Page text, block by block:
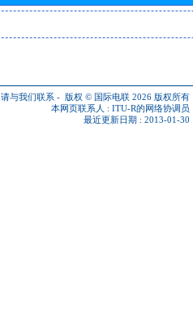
请与我们联系 - 版权 © 国际电联 2026 版权所有
本网页联系人 : ITU-R的网络协调员
最近更新日期 : 2013-01-30